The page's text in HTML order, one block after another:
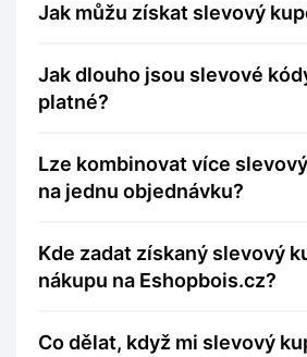
Jak můžu získat slevový
Jak dlouho jsou slevové kódy a kupóny
platné?
Lze kombinovat více slevových kupónů
na jednu objednávku?
Kde zadat získaný slevový kupón při
nákupu na Eshopbois.cz?
Co dělat, když mi slevový kupón